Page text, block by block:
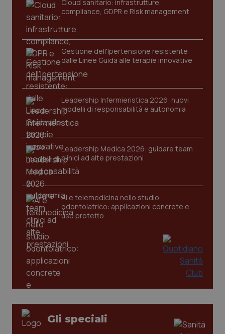
Cloud sanitario: infrastrutture,
compliance, GDPR e Risk management
Gestione dell'Ipertensione resistente:
dalle Linee Guida alle terapie innovative
Leadership Infermieristica 2026: nuovi
modelli di responsabilità e autonomia
Leadership Medica 2026: guidare team
clinici ad alte prestazioni
AI e telemedicina nello studio
odontoiatrico: applicazioni concrete e
uso protetto
Gli speciali
navigazione sulle pagine e l'accesso alle aree
protette del sito. Il sito web non è in grado di
funzionare correttamente senza questi cookie.
Nome
VISITOR_PRIVACY_METADATA
YouTube
.youtube.com
CookieScriptConsent